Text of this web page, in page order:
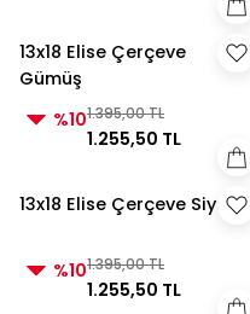
13x18 Elise Çerçeve
Gümüş
%101.395,00 TL
1.255,50 TL
13x18 Elise Çerçeve Siyah
%101.395,00 TL
1.255,50 TL